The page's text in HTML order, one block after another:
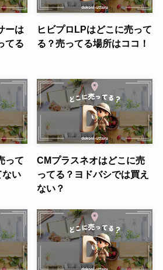
ーは
てる
ヒビプロLPはどこに売って
る？売ってる場所はココ！
って
ない
CMプラスネオはどこに売
ってる？ヨドバシでは買え
ない？